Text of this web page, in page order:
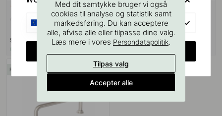
VÆGBESLAG
Ansatsskrue M4x50mm 1stk
9 kr
127
Boreskabelonen til Greb &
Knopper
55 kr
POPULAR
Med dit samtykke bruger vi også
cookies til analyse og statistik samt
markedsføring. Du kan acceptere
alle, afvise alle eller tilpasse dine valg.
Læs mere i vores Persondatapolitik.
Tilpas valg
Accepter alle
EU